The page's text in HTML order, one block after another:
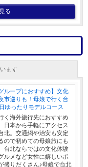
る
ます
ループにおすすめ】文化
市巡りも！母娘で行く台
ゆったりモデルコース
く海外旅行先におすすめ
日本から手軽にアクセス
北。交通網や治安も安定
ので初めての母娘旅にも
台北ならではの文化体験
ルメなど女性に嬉しいポ
盛りだくさん♪母娘で台北